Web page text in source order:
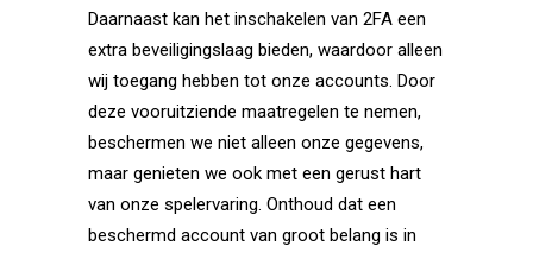
Daarnaast kan het inschakelen van 2FA een
extra beveiligingslaag bieden, waardoor alleen
wij toegang hebben tot onze accounts. Door
deze vooruitziende maatregelen te nemen,
beschermen we niet alleen onze gegevens,
maar genieten we ook met een gerust hart
van onze spelervaring. Onthoud dat een
beschermd account van groot belang is in